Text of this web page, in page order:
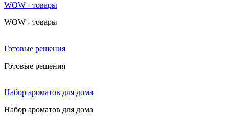
WOW - товары
WOW - товары
Готовые решения
Готовые решения
Набор ароматов для дома
Набор ароматов для дома